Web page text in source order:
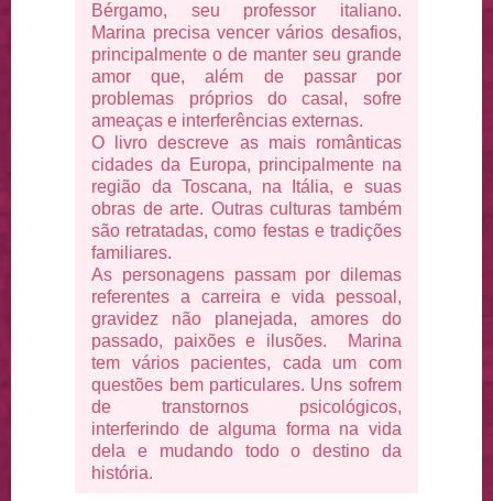
Bérgamo, seu professor italiano.
Marina precisa vencer vários desafios,
principalmente o de manter seu grande
amor que, além de passar por
problemas próprios do casal, sofre
ameaças e interferências externas.
O livro descreve as mais românticas
cidades da Europa, principalmente na
região da Toscana, na Itália, e suas
obras de arte. Outras culturas também
são retratadas, como festas e tradições
familiares.
As personagens passam por dilemas
referentes a carreira e vida pessoal,
gravidez não planejada, amores do
passado, paixões e ilusões. Marina
tem vários pacientes, cada um com
questões bem particulares. Uns sofrem
de transtornos psicológicos,
interferindo de alguma forma na vida
dela e mudando todo o destino da
história.